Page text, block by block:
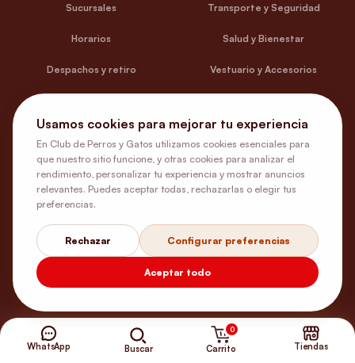
Sucursales
Horarios
Despachos y retiro
Política de Privacidad y Uso de
Cookies
Contacto y Ayuda
Medicamentos con receta
Transporte y Seguridad
Salud y Bienestar
Vestuario y Accesorios
Camas y Estar
Entretención
WhatsApp Buscar
0
Carrito Tiendas
Usamos cookies para mejorar tu experiencia
En Club de Perros y Gatos utilizamos cookies esenciales para
que nuestro sitio funcione, y otras cookies para analizar el
rendimiento, personalizar tu experiencia y mostrar anuncios
relevantes. Puedes aceptar todas, rechazarlas o elegir tus
preferencias.
Rechazar Configurar preferencias
Aceptar todo